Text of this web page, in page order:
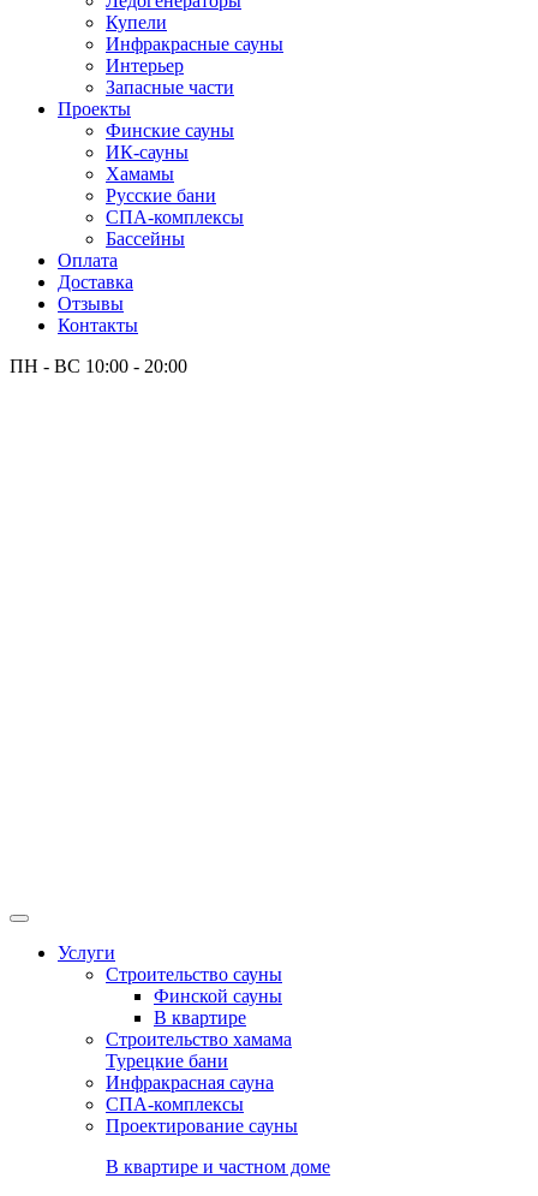
Купели
Инфракрасные сауны
Интерьер
Запасные части
Проекты
Финские сауны
ИК-сауны
Хамамы
Русские бани
СПА-комплексы
Бассейны
Оплата
Доставка
Отзывы
Контакты
ПН - ВС 10:00 - 20:00
Услуги
Строительство сауны
Финской сауны
В квартире
Строительство хамама
Турецкие бани
Инфракрасная сауна
СПА-комплексы
Проектирование сауны
В квартире и частном доме